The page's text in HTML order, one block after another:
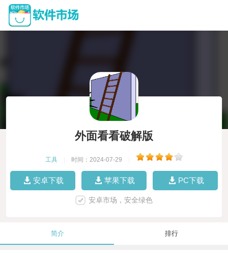
外面看看破解版
工具 时间：2024-07-29
安卓下载 苹果下载 PC下载
安卓市场，安全绿色
简介 排行